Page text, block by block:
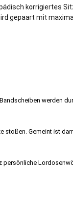
korrigiertes
gepaart mit
werden
Gemeint ist
persönliche